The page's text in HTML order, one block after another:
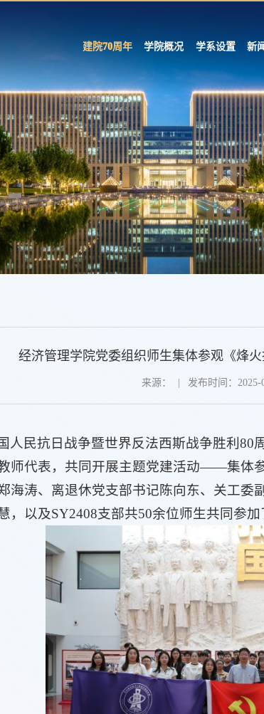
建院70周年
学院概况 学系设置 新
经济管理学院党委组织师生集体参观《烽
来源： 发布时间：2025-
人民抗日战争暨世界反法西斯战争胜利
师代表，共同开展主题党建活动——集体
海涛、离退休党支部书记陈向东、关工
，以及SY2408支部共50余位师生共同参加